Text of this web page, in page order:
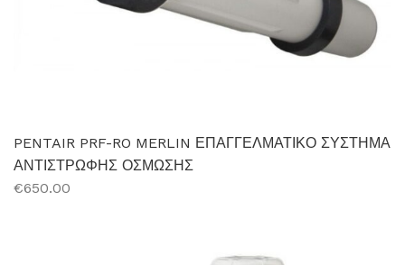
PENTAIR PRF-RO MERLIN ΕΠΑΓΓΕΛΜΑΤΙΚΟ ΣΥΣΤΗΜΑ
ΑΝΤΙΣΤΡΩΦΗΣ ΟΣΜΩΣΗΣ
€650.00